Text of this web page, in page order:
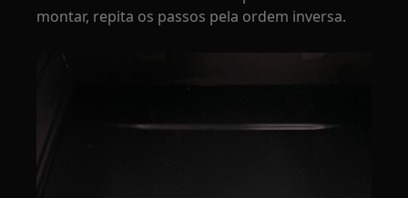
montar, repita os passos pela ordem inversa.